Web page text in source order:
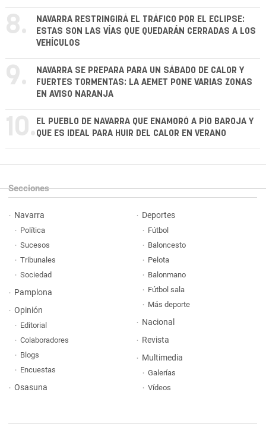
8.
NAVARRA RESTRINGIRÁ EL TRÁFICO POR EL ECLIPSE:
ESTAS SON LAS VÍAS QUE QUEDARÁN CERRADAS A LOS
VEHÍCULOS
9.
NAVARRA SE PREPARA PARA UN SÁBADO DE CALOR Y
FUERTES TORMENTAS: LA AEMET PONE VARIAS ZONAS
EN AVISO NARANJA
10. EL PUEBLO DE NAVARRA QUE ENAMORÓ A PÍO BAROJA Y
QUE ES IDEAL PARA HUIR DEL CALOR EN VERANO
Secciones
Navarra
Política
Sucesos
Tribunales
Sociedad
Pamplona
Opinión
Editorial
Colaboradores
Blogs
Encuestas
Osasuna
Deportes
Fútbol
Baloncesto
Pelota
Balonmano
Fútbol sala
Más deporte
Nacional
Revista
Multimedia
Galerías
Vídeos